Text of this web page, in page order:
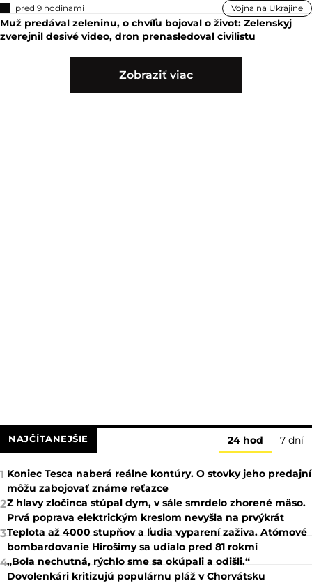
pred 9 hodinami Vojna na Ukrajine
Muž predával zeleninu, o chvíľu bojoval o život: Zelenskyj
zverejnil desivé video, dron prenasledoval civilistu
Zobraziť viac
NAJČÍTANEJŠIE 24 hod 7 dní
1 Koniec Tesca naberá reálne kontúry. O stovky jeho predajní
môžu zabojovať známe reťazce
2Z hlavy zločinca stúpal dym, v sále smrdelo zhorené mäso.
Prvá poprava elektrickým kreslom nevyšla na prvýkrát
3Teplota až 4000 stupňov a ľudia vyparení zaživa. Atómové
bombardovanie Hirošimy sa udialo pred 81 rokmi
4„Bola nechutná, rýchlo sme sa okúpali a odišli.“
Dovolenkári kritizujú populárnu pláž v Chorvátsku